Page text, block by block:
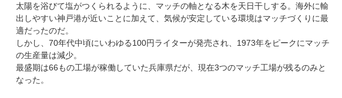
太陽を浴びて塩がつくられるように、マッチの軸となる木を天日干しする。海外に輸
出しやすい神戸港が近いことに加えて、気候が安定している環境はマッチづくりに最
適だったのだ。
しかし、70年代中頃にいわゆる100円ライターが発売され、1973年をピークにマッチ
の生産量は減少。
最盛期は66もの工場が稼働していた兵庫県だが、現在3つのマッチ工場が残るのみと
なった。